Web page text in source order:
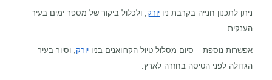
ניתן לתכנון חנייה בקרבת ניו יורק, ולכלול ביקור של מספר ימים בעיר
הענקית.
אפשרות נוספת – סיום מסלול טיול הקרוואנים בניו יורק, וסיור בעיר
הגדולה לפני הטיסה בחזרה לארץ.